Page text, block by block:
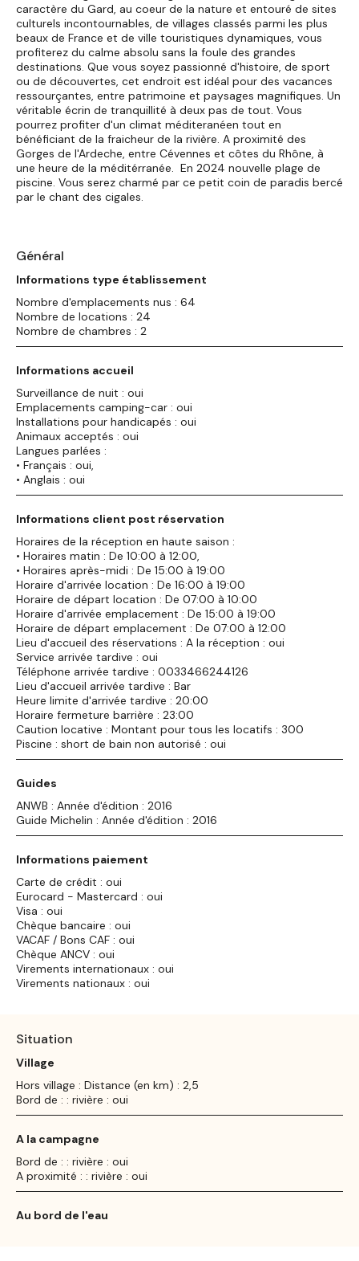
caractère du Gard, au coeur de la nature et entouré de sites
culturels incontournables, de villages classés parmi les plus
beaux de France et de ville touristiques dynamiques, vous
profiterez du calme absolu sans la foule des grandes
destinations. Que vous soyez passionné d'histoire, de sport
ou de découvertes, cet endroit est idéal pour des vacances
ressourçantes, entre patrimoine et paysages magnifiques. Un
véritable écrin de tranquillité à deux pas de tout. Vous
pourrez profiter d'un climat méditeranéen tout en
bénéficiant de la fraicheur de la rivière. A proximité des
Gorges de l'Ardeche, entre Cévennes et côtes du Rhône, à
une heure de la méditérranée. En 2024 nouvelle plage de
piscine. Vous serez charmé par ce petit coin de paradis bercé
par le chant des cigales.
Général
Informations type établissement
Nombre d'emplacements nus : 64
Nombre de locations : 24
Nombre de chambres : 2
Informations accueil
Surveillance de nuit : oui
Emplacements camping-car : oui
Installations pour handicapés : oui
Animaux acceptés : oui
Langues parlées :
• Français : oui,
• Anglais : oui
Informations client post réservation
Horaires de la réception en haute saison :
• Horaires matin : De 10:00 à 12:00,
• Horaires après-midi : De 15:00 à 19:00
Horaire d'arrivée location : De 16:00 à 19:00
Horaire de départ location : De 07:00 à 10:00
Horaire d'arrivée emplacement : De 15:00 à 19:00
Horaire de départ emplacement : De 07:00 à 12:00
Lieu d'accueil des réservations : A la réception : oui
Service arrivée tardive : oui
Téléphone arrivée tardive : 0033466244126
Lieu d'accueil arrivée tardive : Bar
Heure limite d'arrivée tardive : 20:00
Horaire fermeture barrière : 23:00
Caution locative : Montant pour tous les locatifs : 300
Piscine : short de bain non autorisé : oui
Guides
ANWB : Année d'édition : 2016
Guide Michelin : Année d'édition : 2016
Informations paiement
Carte de crédit : oui
Eurocard - Mastercard : oui
Visa : oui
Chèque bancaire : oui
VACAF / Bons CAF : oui
Chèque ANCV : oui
Virements internationaux : oui
Virements nationaux : oui
Situation
Village
Hors village : Distance (en km) : 2,5
Bord de : : rivière : oui
A la campagne
Bord de : : rivière : oui
A proximité : : rivière : oui
Au bord de l'eau